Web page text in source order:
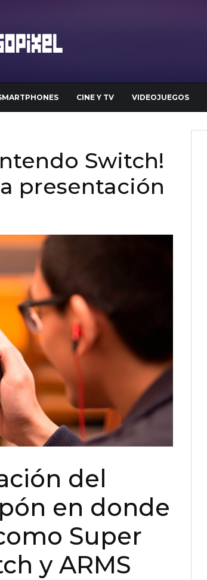
CINE Y TV VIDEOJUEGOS
Switch!
presentación
del
en donde
Super
y ARMS